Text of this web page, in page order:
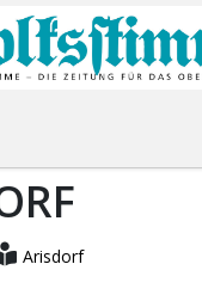
Abonnieren
Arisdorf